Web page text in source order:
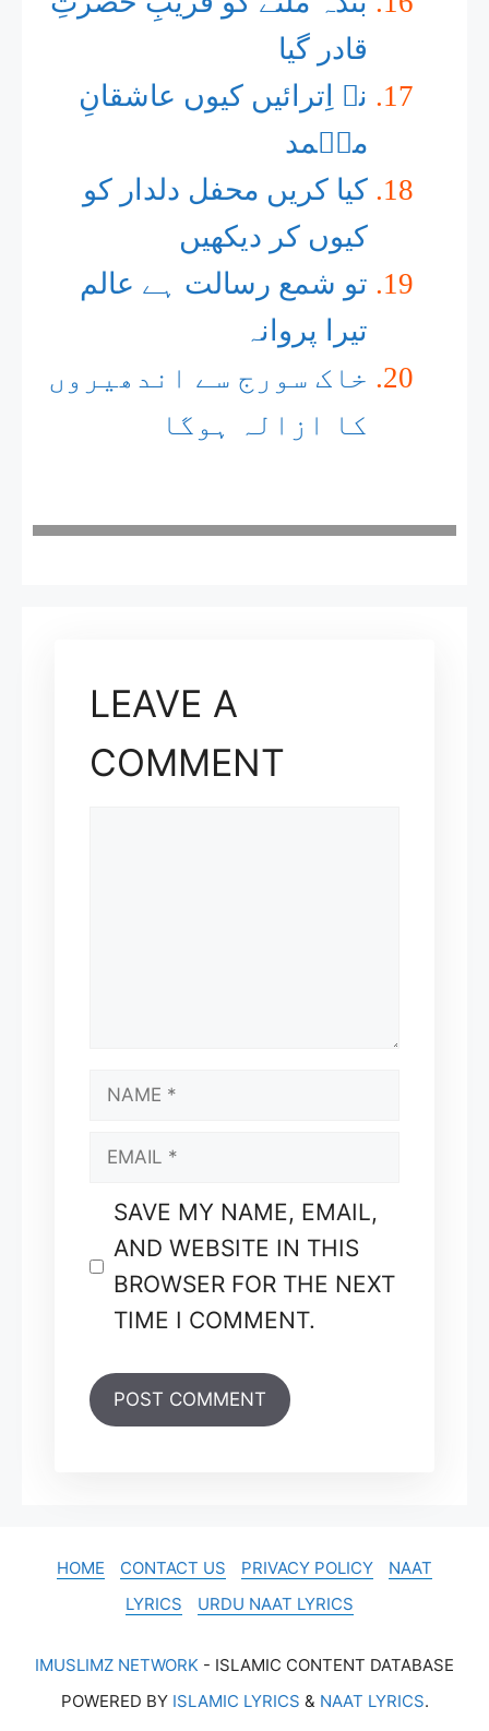
قادر گیا
نہ اِترائیں کیوں عاشقانِ
محؐمد
کیا کریں محفل دلدار کو
کیوں کر دیکھیں
تو شمع رسالت ہے عالم
تیرا پروانہ
خاک سورج سے اندھیروں
کا ازالہ ہوگا
LEAVE A
COMMENT
NAME
EMAIL
SAVE MY NAME, EMAIL,
AND WEBSITE IN THIS
BROWSER FOR THE NEXT
TIME I COMMENT.
HOME CONTACT US PRIVACY POLICY
NAAT
LYRICS
URDU NAAT LYRICS
IMUSLIMZ NETWORK - ISLAMIC CONTENT DATABASE
POWERED BY ISLAMIC LYRICS & NAAT LYRICS.